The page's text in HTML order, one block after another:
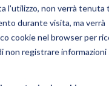
l'utilizzo, non verrà tenuta
durante visita, ma verrà
cookie nel browser per
non registrare informazioni